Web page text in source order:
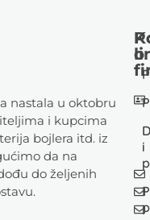
nastala u oktobru
i kupcima
bojlera itd. iz
da na
do željenih
i
o